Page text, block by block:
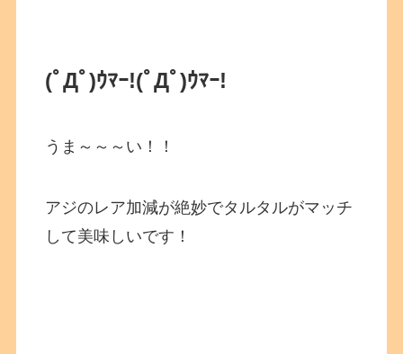
(ﾟДﾟ)ｳﾏｰ!(ﾟДﾟ)ｳﾏｰ!
うま～～～い！！
アジのレア加減が絶妙でタルタルがマッチ
して美味しいです！